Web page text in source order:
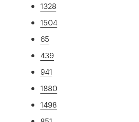
1328
1504
65
439
941
1880
1498